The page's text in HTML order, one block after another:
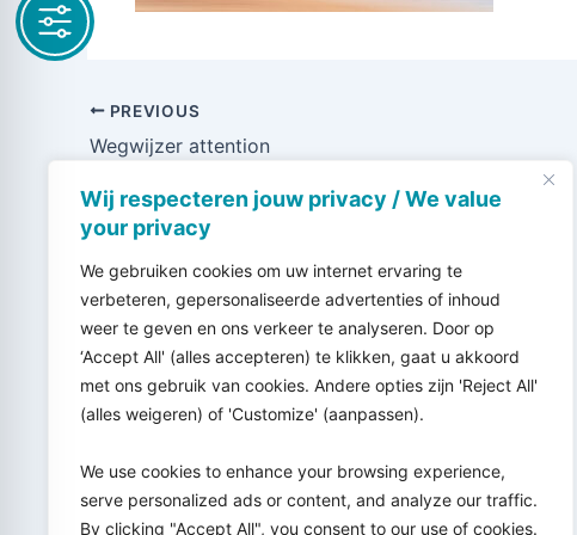
Wij respecteren jouw privacy / We value
your privacy
We gebruiken cookies om uw internet ervaring te
verbeteren, gepersonaliseerde advertenties of inhoud
weer te geven en ons verkeer te analyseren. Door op
‘Accept All' (alles accepteren) te klikken, gaat u akkoord
met ons gebruik van cookies. Andere opties zijn 'Reject All'
(alles weigeren) of 'Customize' (aanpassen).
We use cookies to enhance your browsing experience,
serve personalized ads or content, and analyze our traffic.
By clicking "Accept All", you consent to our use of cookies.
PREVIOUS
Wegwijzer attention